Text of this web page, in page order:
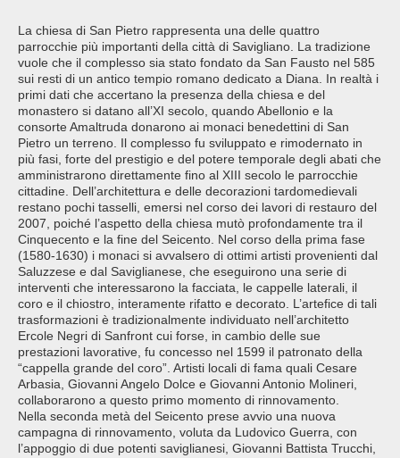
La chiesa di San Pietro rappresenta una delle quattro
parrocchie più importanti della città di Savigliano. La tradizione
vuole che il complesso sia stato fondato da San Fausto nel 585
sui resti di un antico tempio romano dedicato a Diana. In realtà i
primi dati che accertano la presenza della chiesa e del
monastero si datano all’XI secolo, quando Abellonio e la
consorte Amaltruda donarono ai monaci benedettini di San
Pietro un terreno. Il complesso fu sviluppato e rimodernato in
più fasi, forte del prestigio e del potere temporale degli abati che
amministrarono direttamente fino al XIII secolo le parrocchie
cittadine. Dell’architettura e delle decorazioni tardomedievali
restano pochi tasselli, emersi nel corso dei lavori di restauro del
2007, poiché l’aspetto della chiesa mutò profondamente tra il
Cinquecento e la fine del Seicento. Nel corso della prima fase
(1580-1630) i monaci si avvalsero di ottimi artisti provenienti dal
Saluzzese e dal Saviglianese, che eseguirono una serie di
interventi che interessarono la facciata, le cappelle laterali, il
coro e il chiostro, interamente rifatto e decorato. L’artefice di tali
trasformazioni è tradizionalmente individuato nell’architetto
Ercole Negri di Sanfront cui forse, in cambio delle sue
prestazioni lavorative, fu concesso nel 1599 il patronato della
“cappella grande del coro”. Artisti locali di fama quali Cesare
Arbasia, Giovanni Angelo Dolce e Giovanni Antonio Molineri,
collaborarono a questo primo momento di rinnovamento.
Nella seconda metà del Seicento prese avvio una nuova
campagna di rinnovamento, voluta da Ludovico Guerra, con
l’appoggio di due potenti saviglianesi, Giovanni Battista Trucchi,